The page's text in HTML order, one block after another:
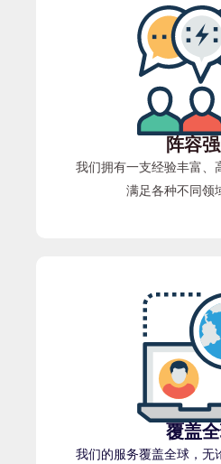
阵容
我们拥有一支经验丰富、
满足各种不同领
覆盖
我们的服务覆盖全球，无